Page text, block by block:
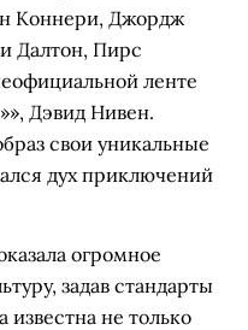
Коннери, Джордж
Далтон, Пирс
ленте
Дэвид Нивен.
свои уникальные
дух приключений
огромное
задав стандарты
не только